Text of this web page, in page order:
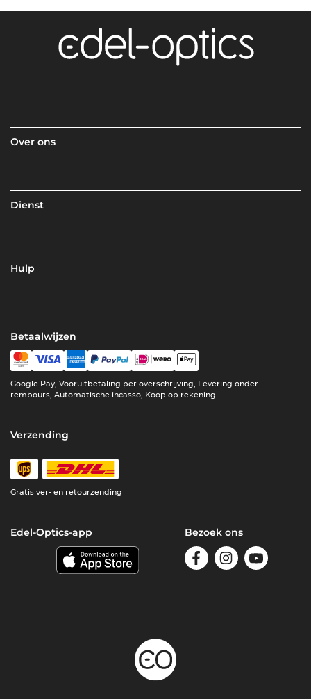
Over ons
Dienst
Hulp
Betaalwijzen
Google Pay, Vooruitbetaling per overschrijving, Levering onder
rembours, Automatische incasso, Koop op rekening
Verzending
Gratis ver- en retourzending
Edel-Optics-app Bezoek ons